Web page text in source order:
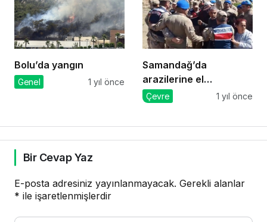
Bolu’da yangın
Genel 1 yıl önce
Samandağ’da
arazilerine el
konmasına karşı
Çevre 1 yıl önce
Bir Cevap Yaz
E-posta adresiniz yayınlanmayacak. Gerekli alanlar
* ile işaretlenmişlerdir